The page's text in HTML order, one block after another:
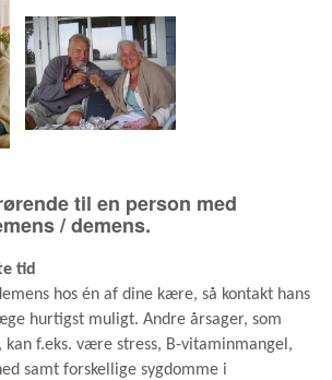
til en person med
/ demens.
tid
hos én af dine kære, så kontakt hans
hurtigst muligt. Andre årsager, som
kan f.eks. være stress, B-vitaminmangel,
samt forskellige sygdomme i